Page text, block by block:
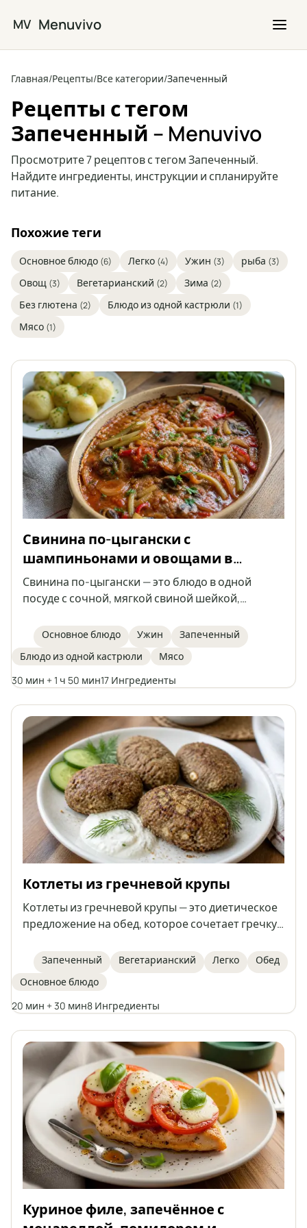
MV Menuvivo
Главная/Рецепты/Все категории/Запеченный
Рецепты с тегом
Запеченный – Menuvivo
Просмотрите 7 рецептов с тегом Запеченный.
Найдите ингредиенты, инструкции и спланируйте
питание.
Похожие теги
Основное блюдо (6) Легко (4) Ужин (3) рыба (3)
Овощ (3) Вегетарианский (2) Зима (2)
Без глютена (2) Блюдо из одной кастрюли (1)
Мясо (1)
Свинина по-цыгански с
шампиньонами и овощами в
томатном соусе
Свинина по-цыгански — это блюдо в одной
посуде с сочной, мягкой свиной шейкой,
огурцами и консервированным перцем,
тушёнными в ароматном, слегка кисловатом
томатном соусе. Идеально подходит для
семейного обеда или приёма гостей, подаётся с
или картофелем.
Основное блюдо Ужин
Запеченный
Блюдо из одной кастрюли
Мясо
30 мин + 1 ч 50 мин17 Ингредиенты
Котлеты из гречневой крупы
Котлеты из гречневой крупы — это диетическое
предложение на обед, которое сочетает гречку с
и отрубями. Они запекаются, а не жарятся,
благодаря чему получаются более легкими и
богатыми клетчаткой и белком. Это простое и
быстрое в приготовлении блюдо, которое
альтернативы традиционным котлетам.
Запеченный Вегетарианский Легко
Обед
Основное блюдо
20 мин + 30 мин8 Ингредиенты
Куриное филе, запечённое с